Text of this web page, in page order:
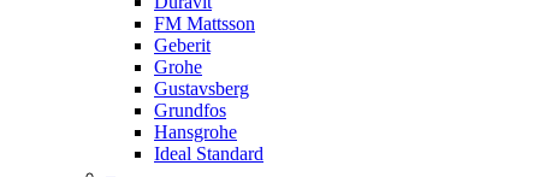
FM Mattsson
Geberit
Grohe
Gustavsberg
Grundfos
Hansgrohe
Ideal Standard